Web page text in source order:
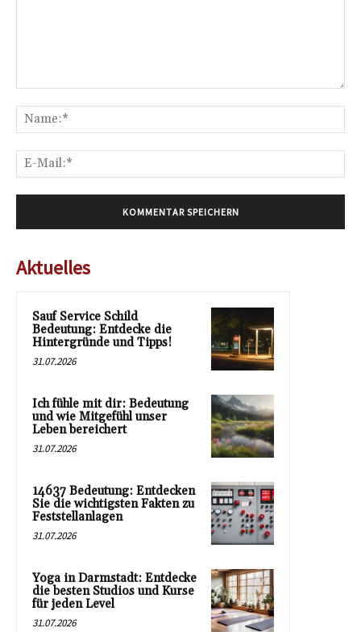
Aktuelles
Sauf Service Schild
Bedeutung: Entdecke die
Hintergründe und Tipps!
31.07.2026
Ich fühle mit dir: Bedeutung
und wie Mitgefühl unser
Leben bereichert
31.07.2026
14637 Bedeutung: Entdecken
Sie die wichtigsten Fakten zu
Feststellanlagen
31.07.2026
Yoga in Darmstadt: Entdecke
die besten Studios und Kurse
für jeden Level
31.07.2026